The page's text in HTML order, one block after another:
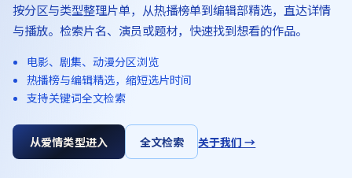
按分区与类型整理片单，从热播榜单到编辑部精选，直达详情
与播放。检索片名、演员或题材，快速找到想看的作品。
电影、剧集、动漫分区浏览
热播榜与编辑精选，缩短选片时间
支持关键词全文检索
从爱情类型进入 全文检索 关于我们 →